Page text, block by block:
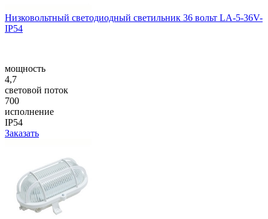
Низковольтный светодиодный светильник 36 вольт LA-5-36V-
IP54
мощность
4,7
световой поток
700
исполнение
IP54
Заказать